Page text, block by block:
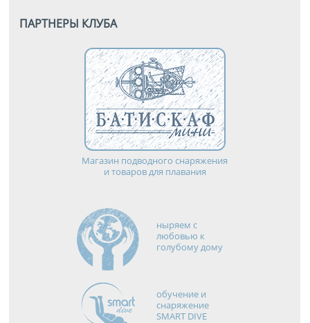
ПАРТНЕРЫ КЛУБА
Магазин подводного снаряжения
и товаров для плавания
ныряем с
любовью к
голубому дому
обучение и
снаряжение
SMART DIVE